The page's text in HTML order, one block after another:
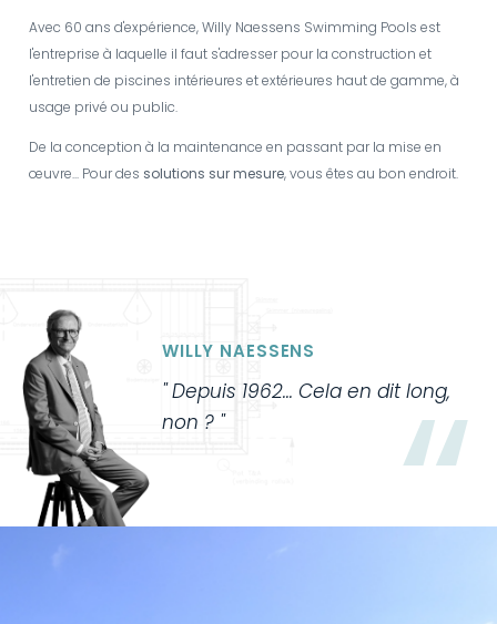
Avec 60 ans d'expérience, Willy Naessens Swimming Pools est
l'entreprise à laquelle il faut s'adresser pour la construction et
l'entretien de piscines intérieures et extérieures haut de gamme, à
usage privé ou public.
De la conception à la maintenance en passant par la mise en
œuvre... Pour des solutions sur mesure, vous êtes au bon endroit.
WILLY NAESSENS
Depuis 1962... Cela en dit long,
non ?